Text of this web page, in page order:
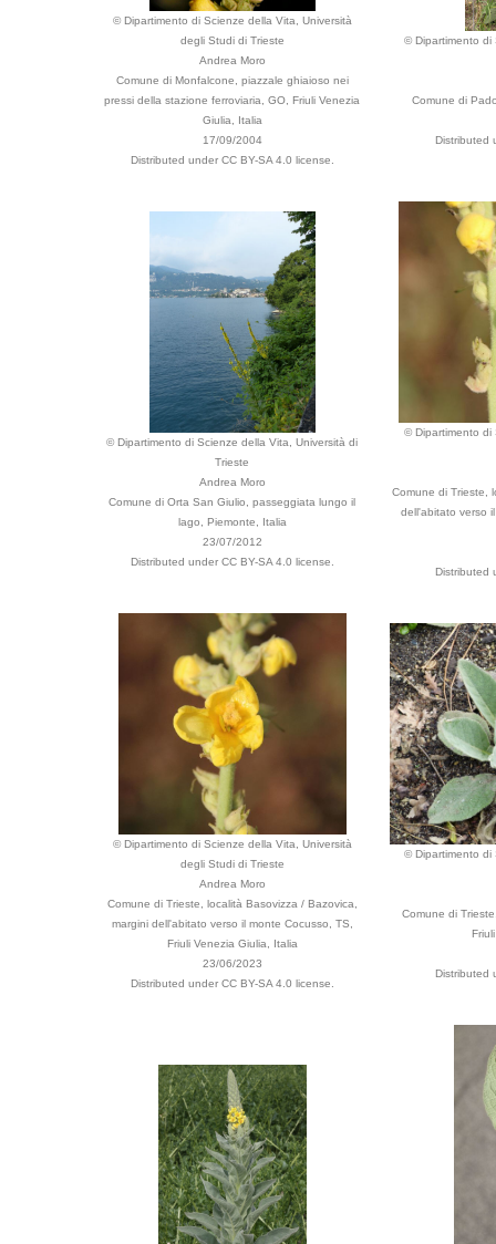
© Dipartimento di Scienze della Vita, Università
degli Studi di Trieste
Andrea Moro
Comune di Monfalcone, piazzale ghiaioso nei
pressi della stazione ferroviaria, GO, Friuli Venezia
Giulia, Italia
17/09/2004
Distributed under CC BY-SA 4.0 license.
© Dipartimento di
Comune di
Distributed
© Dipartimento di Scienze della Vita, Università di
Trieste
Andrea Moro
Comune di Orta San Giulio, passeggiata lungo il
lago, Piemonte, Italia
23/07/2012
Distributed under CC BY-SA 4.0 license.
© Dipartimento di
Comune di Trieste,
dell'abitato verso
Distributed
© Dipartimento di Scienze della Vita, Università
degli Studi di Trieste
Andrea Moro
Comune di Trieste, località Basovizza / Bazovica,
margini dell'abitato verso il monte Cocusso, TS,
Friuli Venezia Giulia, Italia
23/06/2023
Distributed under CC BY-SA 4.0 license.
© Dipartimento di
Comune di
Distributed